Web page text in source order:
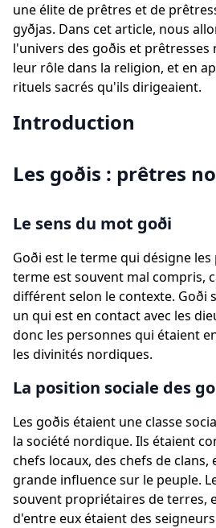
une élite de prêtres et de
gyðjas. Dans cet article, nous
l'univers des goðis et
leur rôle dans la religion, et en
rituels sacrés qu'ils dirigeaient.
Introduction
Les goðis : prêtres
Le sens du mot goði
Goði est le terme qui désigne
terme est souvent mal compris,
différent selon le contexte. Goði
un qui est en contact avec les
donc les personnes qui étaient
les divinités nordiques.
La position sociale des
Les goðis étaient une classe
la société nordique. Ils étaient
chefs locaux, des chefs de
grande influence sur le peuple.
souvent propriétaires de terres,
d'entre eux étaient des